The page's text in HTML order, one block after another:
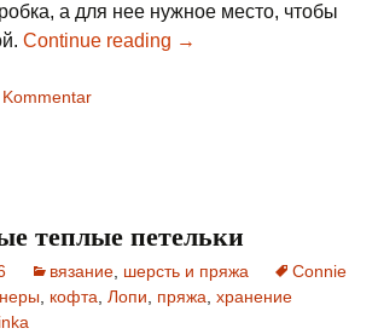
а для нее нужное место, чтобы
Continue reading →
теплые петельки
вязание шерсть и пряжа
Connie
кофта Лопи пряжа хранение